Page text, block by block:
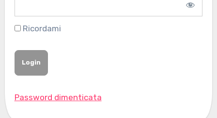
Ricordami
Password dimenticata